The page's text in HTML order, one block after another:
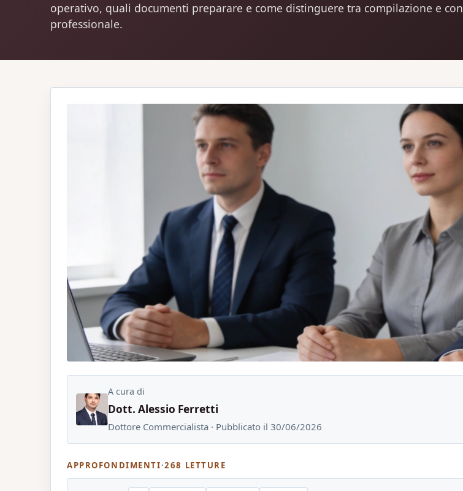
operativo, quali documenti preparare e come distinguere tra compilazione e
professionale.
A cura di
Dott. Alessio Ferretti
Dottore Commercialista · Pubblicato il 30/06/2026
APPROFONDIMENTI·268 LETTURE